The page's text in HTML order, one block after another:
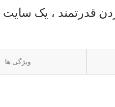
قدرتمند ، یک سایت
ویژگی ها